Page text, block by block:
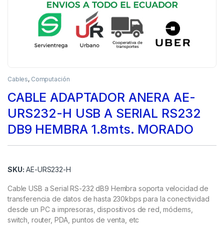
Cables, Computación
CABLE ADAPTADOR ANERA AE-
URS232-H USB A SERIAL RS232
DB9 HEMBRA 1.8mts. MORADO
SKU: AE-URS232-H
Cable USB a Serial RS-232 dB9 Hembra soporta velocidad de
transferencia de datos de hasta 230kbps para la conectividad
desde un PC a impresoras, dispositivos de red, módems,
switch, router, PDA, puntos de venta, etc